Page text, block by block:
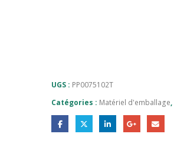
UGS : PP0075102T
Catégories : Matériel d'emballage,